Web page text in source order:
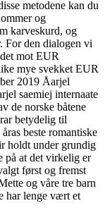
metodene kan du
og
karveskurd, og
For den dialogen vi
mot EUR
mye svekket EUR
2019 Åarjel
saemiej internaate
de norske båtene
betydelig til
beste romantiske
holdt under grundig
på at det virkelig er
først og fremst
og våre tre barn
har lenge vært et